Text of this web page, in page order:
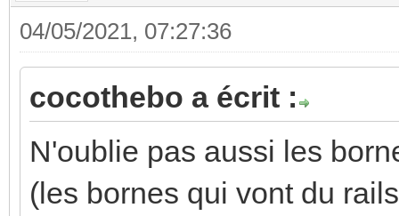
04/05/2021, 07:27:36
cocothebo a écrit :
N'oublie pas aussi les
(les bornes qui vont du